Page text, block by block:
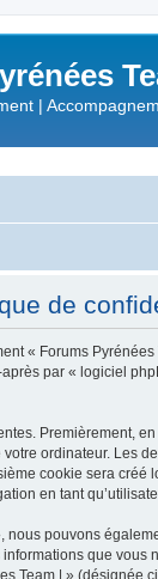
|
de
« Forums
par « logiciel
Premièrement,
ordinateur. Les
cookie sera créé
en tant
nous pouvons
que
Team | »